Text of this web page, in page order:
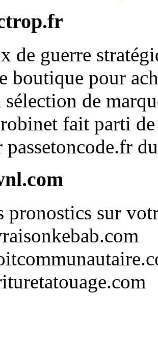
de guerre
boutique pour
sélection de
fait parti
passetoncode.fr
pronostics sur